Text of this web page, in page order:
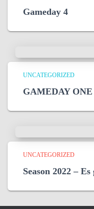
Gameday 4
UNCATEGORIZED
GAMEDAY ONE
UNCATEGORIZED
Season 2022 –